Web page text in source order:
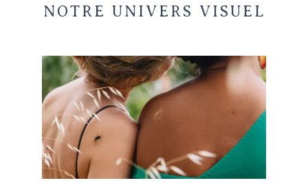
NOTRE UNIVERS VISUEL